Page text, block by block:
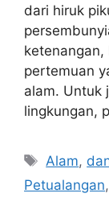
dari hiruk
pertemuan
alam. Untuk
lingkungan,
Tags
Alam,
Petualangan,